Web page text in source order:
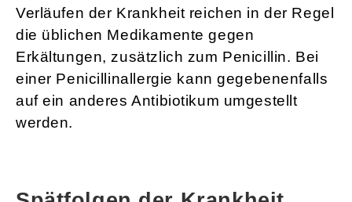
Verläufen der Krankheit reichen in der Regel
die üblichen Medikamente gegen
Erkältungen, zusätzlich zum Penicillin. Bei
einer Penicillinallergie kann gegebenenfalls
auf ein anderes Antibiotikum umgestellt
werden.